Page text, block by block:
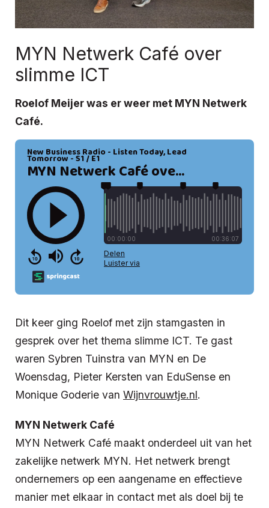
MYN Netwerk Café over
slimme ICT
Roelof Meijer was er weer met MYN Netwerk
Café.
Dit keer ging Roelof met zijn stamgasten in
gesprek over het thema slimme ICT. Te gast
waren Sybren Tuinstra van MYN en De
Woensdag, Pieter Kersten van EduSense en
Monique Goderie van Wijnvrouwtje.nl.
MYN Netwerk Café
MYN Netwerk Café maakt onderdeel uit van het
zakelijke netwerk MYN. Het netwerk brengt
ondernemers op een aangename en effectieve
manier met elkaar in contact met als doel bij te